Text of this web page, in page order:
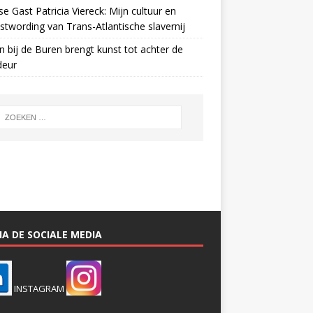
Gast Patricia Viereck: Mijn cultuur en
van Trans-Atlantische slavernij
bij de Buren brengt kunst tot achter de
DE SOCIALE MEDIA
INSTAGRAM